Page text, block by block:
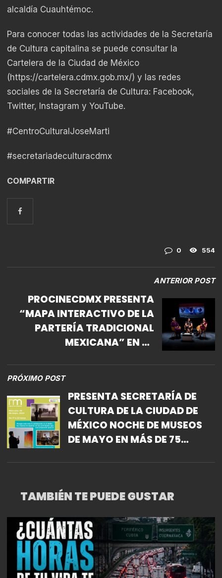
alcaldía Cuauhtémoc.
Para conocer todas las actividades de la Secretaría
de Cultura capitalina se puede consultar la
Cartelera de la Ciudad de México
(https://cartelera.cdmx.gob.mx/) y las redes
sociales de la Secretaría de Cultura: Facebook,
Twitter, Instagram y YouTube.
#CentroCulturalJoseMarti
#secretariadeculturacdmx
COMPARTIR
0 554
ANTERIOR POST
PROCINECDMX PRESENTA
“MAPA INTERACTIVO DE LA
PARTERÍA TRADICIONAL
MEXICANA” EN LA
PRÓXIMO POST
PRESENTA SECRETARÍA DE
CULTURA DE LA CIUDAD DE
MÉXICO NOCHE DE MUSEOS
DE MAYO EN MÁS DE 75
TAMBIÉN TE PUEDE GUSTAR